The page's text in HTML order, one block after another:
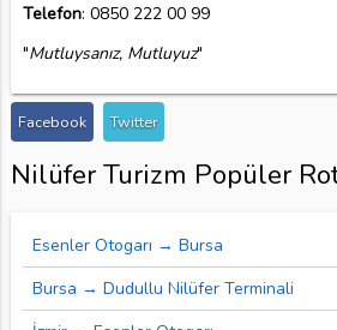
Telefon: 0850 222 00 99
"Mutluysanız, Mutluyuz"
Facebook Twitter
Nilüfer Turizm Popüler
Esenler Otogarı → Bursa
Bursa → Dudullu Nilüfer Terminali